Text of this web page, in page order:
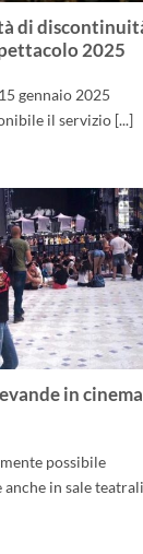
di
2025
gennaio 2025
il servizio [...]
in cinema
possibile
in sale